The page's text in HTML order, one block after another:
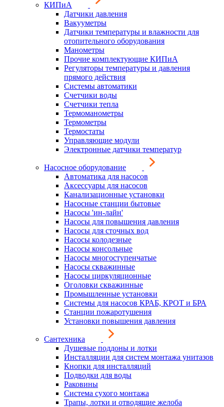
КИПиА
Датчики давления
Вакууметры
Датчики температуры и влажности для
отопительного оборудования
Манометры
Прочие комплектующие КИПиА
Регуляторы температуры и давления
прямого действия
Системы автоматики
Счетчики воды
Счетчики тепла
Термоманометры
Термометры
Термостаты
Управляющие модули
Электронные датчики температур
Насосное оборудование
Автоматика для насосов
Аксессуары для насосов
Канализационные установки
Насосные станции бытовые
Насосы 'ин-лайн'
Насосы для повышения давления
Насосы для сточных вод
Насосы колодезные
Насосы консольные
Насосы многоступенчатые
Насосы скважинные
Насосы циркуляционные
Оголовки скважинные
Промышленные установки
Системы для насосов КРАБ, КРОТ и БРА
Станции пожаротушения
Установки повышения давления
Сантехника
Душевые поддоны и лотки
Инсталляции для систем монтажа унитазов
Кнопки для инсталляций
Подводки для воды
Раковины
Система сухого монтажа
Трапы, лотки и отводящие желоба